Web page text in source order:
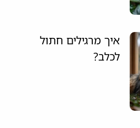
איך מרגילים חתול
לכלב?